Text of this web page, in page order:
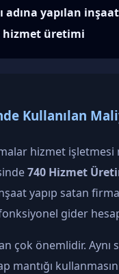
adına yapılan inşaat
hizmet üretimi
Kullanılan
hizmet
740 Hizmet
yapıp satan
gider
çok önemlidir.
mantığı